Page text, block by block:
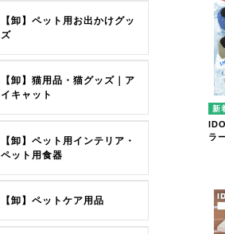
ラ
【卸】ペット用お出かけグッ
ズ
【卸】猫用品・猫グッズ｜ア
イキャット
【卸】ペット用インテリア・
ペット用食器
【卸】ペットケア用品